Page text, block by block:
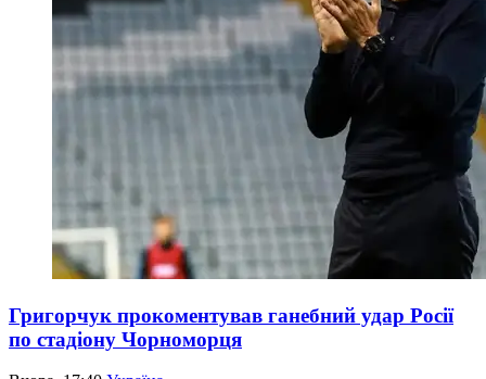
Григорчук прокоментував ганебний удар Росії
по стадіону Чорноморця